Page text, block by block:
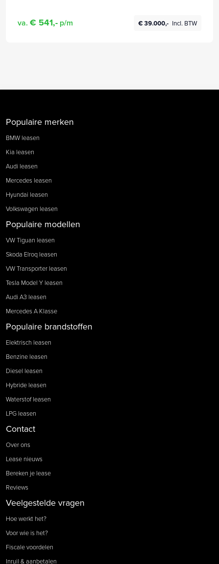
va. € 541,- p/m € 39.000,- Incl. BTW
Populaire merken
BMW leasen
Kia leasen
Audi leasen
Mercedes leasen
Hyundai leasen
Volkswagen leasen
Populaire modellen
VW Tiguan leasen
Skoda Elroq leasen
VW Transporter leasen
Tesla Model Y leasen
Audi A3 leasen
Mercedes A Klasse
Populaire brandstoffen
Elektrisch leasen
Benzine leasen
Diesel leasen
Hybride leasen
Waterstof leasen
LPG leasen
Contact
Over ons
Lease nieuws
Bereken je lease
Reviews
Veelgestelde vragen
Hoe werkt het?
Voor wie is het?
Fiscale voordelen
Inruil & aanbetalen